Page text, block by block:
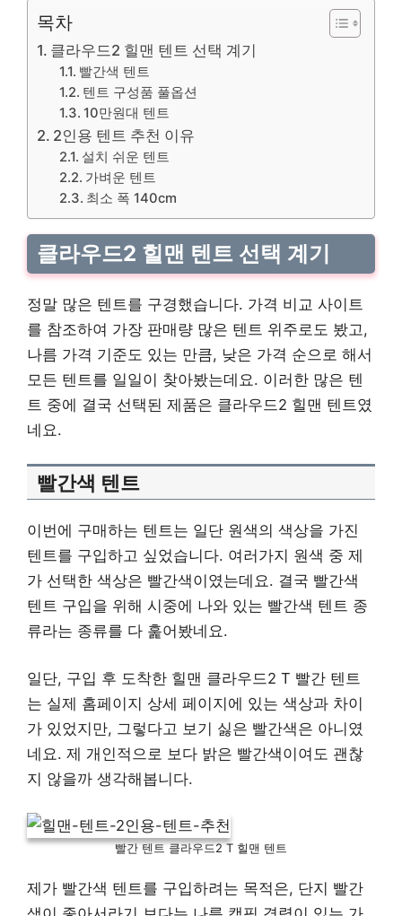
목차
클라우드2 힐맨 텐트 선택 계기
빨간색 텐트
텐트 구성품 풀옵션
10만원대 텐트
2인용 텐트 추천 이유
설치 쉬운 텐트
가벼운 텐트
최소 폭 140cm
클라우드2 힐맨 텐트 선택 계기
정말 많은 텐트를 구경했습니다. 가격 비교 사이트
를 참조하여 가장 판매량 많은 텐트 위주로도 봤고,
나름 가격 기준도 있는 만큼, 낮은 가격 순으로 해서
모든 텐트를 일일이 찾아봤는데요. 이러한 많은 텐
트 중에 결국 선택된 제품은 클라우드2 힐맨 텐트였
네요.
빨간색 텐트
이번에 구매하는 텐트는 일단 원색의 색상을 가진
텐트를 구입하고 싶었습니다. 여러가지 원색 중 제
가 선택한 색상은 빨간색이였는데요. 결국 빨간색
텐트 구입을 위해 시중에 나와 있는 빨간색 텐트 종
류라는 종류를 다 훑어봤네요.
일단, 구입 후 도착한 힐맨 클라우드2 T 빨간 텐트
는 실제 홈페이지 상세 페이지에 있는 색상과 차이
가 있었지만, 그렇다고 보기 싫은 빨간색은 아니였
네요. 제 개인적으로 보다 밝은 빨간색이여도 괜찮
지 않을까 생각해봅니다.
빨간 텐트 클라우드2 T 힐맨 텐트
제가 빨간색 텐트를 구입하려는 목적은, 단지 빨간